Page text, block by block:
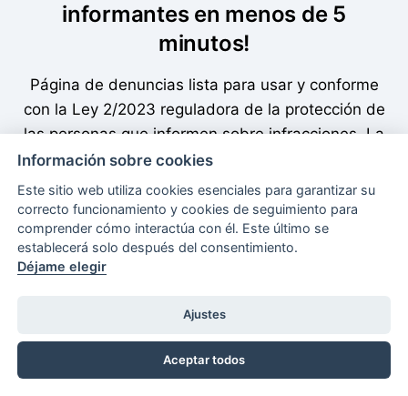
informantes en menos de 5
minutos!
Página de denuncias lista para usar y conforme
con la Ley 2/2023 reguladora de la protección de
las personas que informen sobre infracciones. La
implantas sin un programador.
Reserva una demostración
Información sobre cookies
Este sitio web utiliza cookies esenciales para garantizar su
correcto funcionamiento y cookies de seguimiento para
comprender cómo interactúa con él. Este último se
establecerá solo después del consentimiento.
Déjame elegir
Ajustes
Aceptar todos